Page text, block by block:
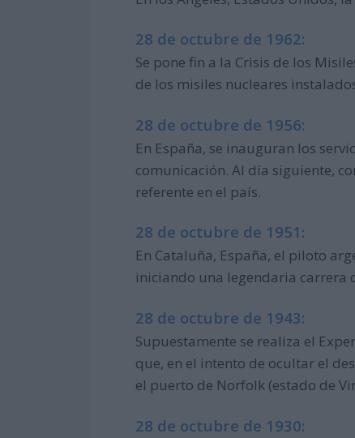
28 de octubre de 1962:
Se pone fin a la Crisis de los
de los misiles nucleares
28 de octubre de 1956:
En España, se inauguran los
comunicación. Al día siguiente,
referente en el país.
28 de octubre de 1951:
En Cataluña, España, el piloto
iniciando una legendaria carrera
28 de octubre de 1943:
Supuestamente se realiza el
que, en el intento de ocultar el
el puerto de Norfolk (estado de
28 de octubre de 1930: